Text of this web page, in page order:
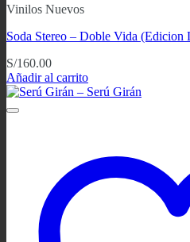
Vinilos Nuevos
Soda Stereo – Doble Vida (Edicion
S/160.00
Añadir al carrito